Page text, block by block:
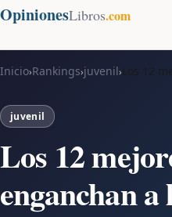
OpinionesLibros.com
Inicio›Rankings›juvenil›Los 12
juvenil
Los 12
enganchan a